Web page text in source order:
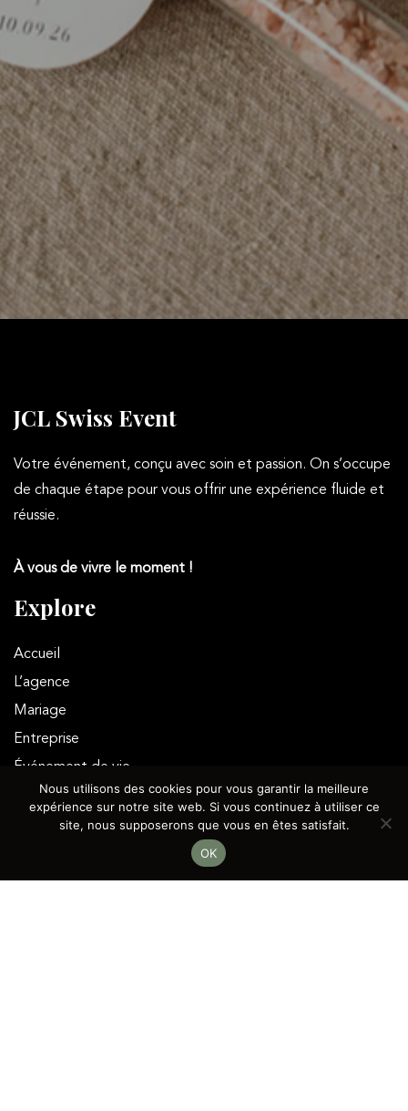
JCL Swiss Event
Votre événement, conçu avec soin et passion. On s’occupe
de chaque étape pour vous offrir une expérience fluide et
réussie.
À vous de vivre le moment !
Explore
Accueil
L’agence
Mariage
Entreprise
Événement de vie
Contact
Nous utilisons des cookies pour vous garantir la meilleure
expérience sur notre site web. Si vous continuez à utiliser ce
site, nous supposerons que vous en êtes satisfait.
OK